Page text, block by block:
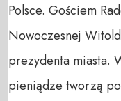
Polsce. Gościem
Nowoczesnej
prezydenta miasta.
pieniądze tworzą